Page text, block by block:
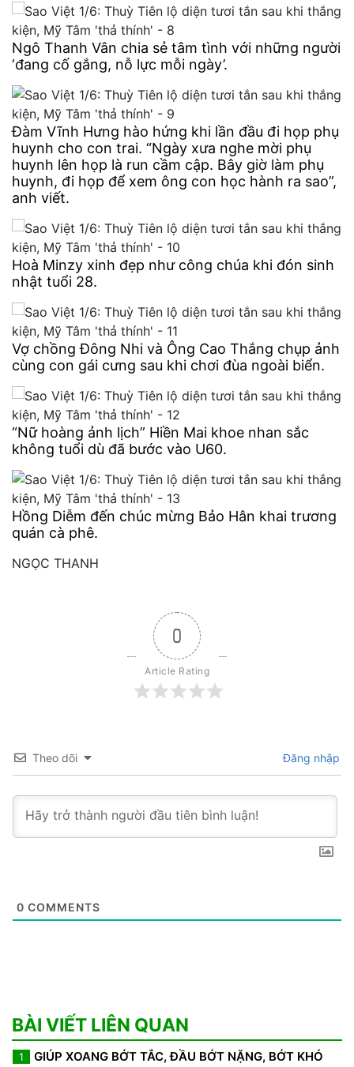
Ngô Thanh Vân chia sẻ tâm tình với những người
‘đang cố gắng, nỗ lực mỗi ngày’.
Đàm Vĩnh Hưng hào hứng khi lần đầu đi họp phụ
huynh cho con trai. “Ngày xưa nghe mời phụ
huynh lên họp là run cầm cập. Bây giờ làm phụ
huynh, đi họp để xem ông con học hành ra sao”,
anh viết.
Hoà Minzy xinh đẹp như công chúa khi đón sinh
nhật tuổi 28.
Vợ chồng Đông Nhi và Ông Cao Thắng chụp ảnh
cùng con gái cưng sau khi chơi đùa ngoài biển.
“Nữ hoàng ảnh lịch” Hiền Mai khoe nhan sắc
không tuổi dù đã bước vào U60.
Hồng Diễm đến chúc mừng Bảo Hân khai trương
quán cà phê.
NGỌC THANH
0
Article Rating
Theo dõi Đăng nhập
0 COMMENTS
BÀI VIẾT LIÊN QUAN
1
GIÚP XOANG BỚT TẮC, ĐẦU BỚT NẶNG, BỚT KHÓ